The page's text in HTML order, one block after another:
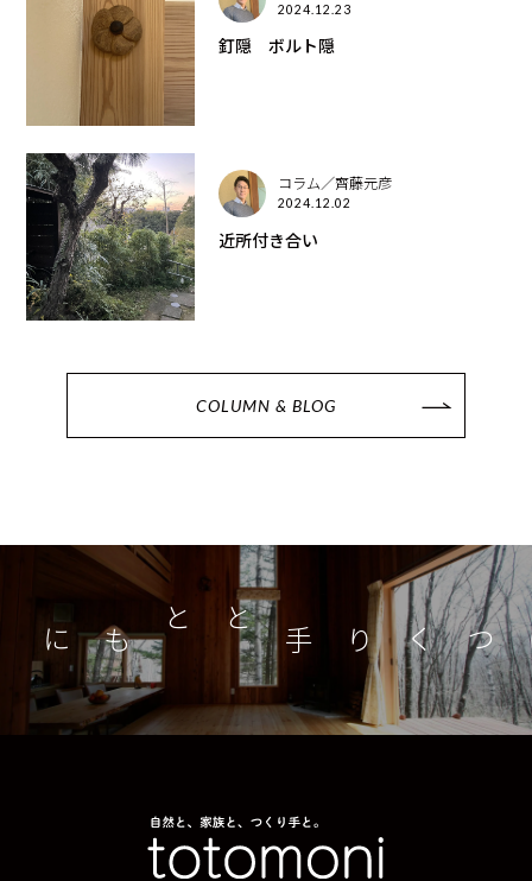
2024.12.23
釘隠 ボルト隠
コラム／齊藤元彦
2024.12.02
近所付き合い
COLUMN & BLOG
つくり手とともに